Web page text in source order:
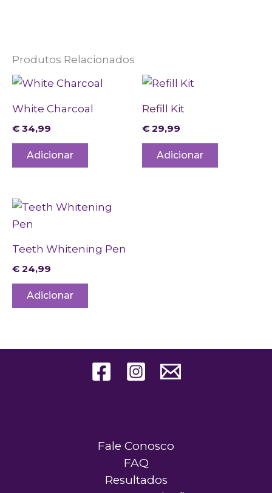
Produtos Relacionados
White Charcoal
€ 34,99
Adicionar
Refill Kit
€ 29,99
Adicionar
Teeth Whitening Pen
€ 24,99
Adicionar
Fale Conosco
FAQ
Resultados